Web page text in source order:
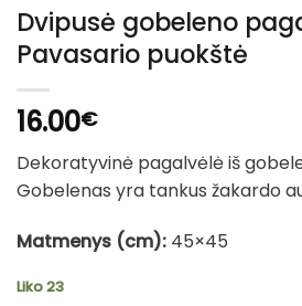
Dvipusė gobeleno
Pavasario puokštė
16.00€
Dekoratyvinė pagalvėlė iš
Gobelenas yra tankus žakardo
Matmenys (cm): 45×45
Liko 23